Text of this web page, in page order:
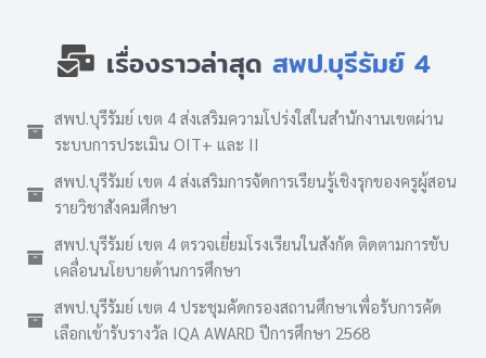
เรื่องราวล่าสุด สพป.บุรีรัมย์ 4
สพป.บุรีรัมย์ เขต 4 ส่งเสริมความโปร่งใสในสำนักงานเขตผ่าน
ระบบการประเมิน OIT+ และ II
สพป.บุรีรัมย์ เขต 4 ส่งเสริมการจัดการเรียนรู้เชิงรุกของครูผู้สอน
รายวิชาสังคมศึกษา
สพป.บุรีรัมย์ เขต 4 ตรวจเยี่ยมโรงเรียนในสังกัด ติดตามการขับ
เคลื่อนนโยบายด้านการศึกษา
สพป.บุรีรัมย์ เขต 4 ประชุมคัดกรองสถานศึกษาเพื่อรับการคัด
เลือกเข้ารับรางวัล IQA AWARD ปีการศึกษา 2568